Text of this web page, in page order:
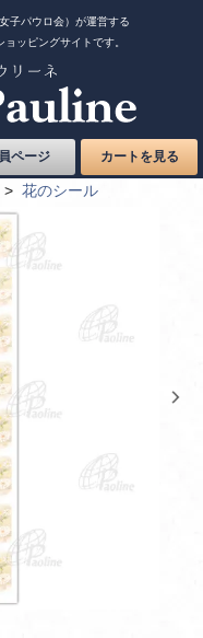
子パウロ会）が運営する
ッピングサイトです。
ページ カートを見る
> 花のシール